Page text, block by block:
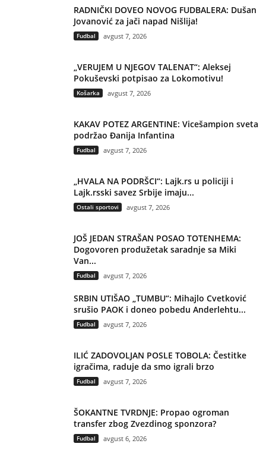
RADNIČKI DOVEO NOVOG FUDBALERA: Dušan
Jovanović za jači napad Nišlija!
Fudbal avgust 7, 2026
„VERUJEM U NJEGOV TALENAT“: Aleksej
Pokuševski potpisao za Lokomotivu!
Košarka avgust 7, 2026
KAKAV POTEZ ARGENTINE: Vicešampion sveta
podržao Đanija Infantina
Fudbal avgust 7, 2026
„HVALA NA PODRŠCI“: Lajk.rs u policiji i
Lajk.rsski savez Srbije imaju...
Ostali sportovi avgust 7, 2026
JOŠ JEDAN STRAŠAN POSAO TOTENHEMA:
Dogovoren produžetak saradnje sa Miki
Van...
Fudbal avgust 7, 2026
SRBIN UTIŠAO „TUMBU“: Mihajlo Cvetković
srušio PAOK i doneo pobedu Anderlehtu...
Fudbal avgust 7, 2026
ILIĆ ZADOVOLJAN POSLE TOBOLA: Čestitke
igračima, raduje da smo igrali brzo
Fudbal avgust 7, 2026
ŠOKANTNE TVRDNJE: Propao ogroman
transfer zbog Zvezdinog sponzora?
Fudbal avgust 6, 2026